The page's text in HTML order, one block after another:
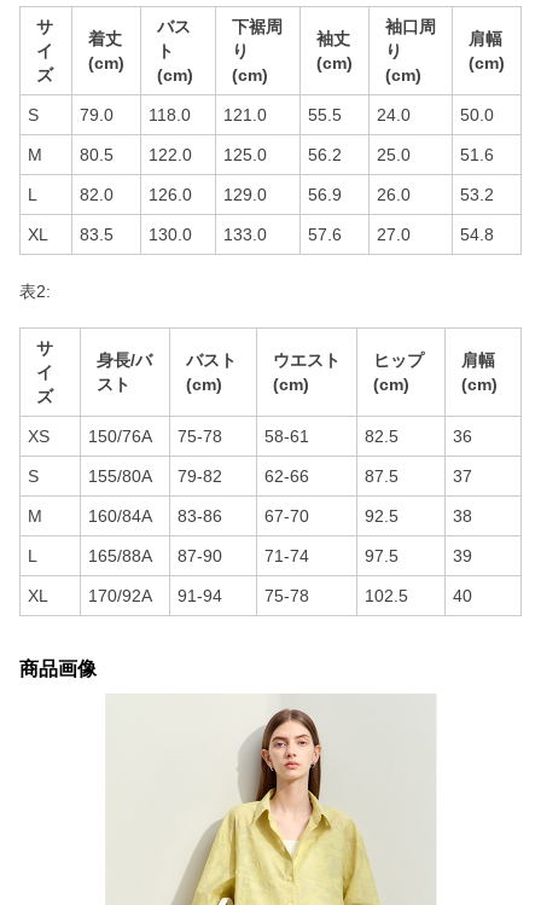
サ
イ
ズ
着丈
(cm)
バス
ト
(cm)
下裾周
り
(cm)
袖丈
(cm)
袖口周
り
(cm)
肩幅
(cm)
S 79.0 118.0 121.0 55.5 24.0 50.0
M 80.5 122.0 125.0 56.2 25.0 51.6
L 82.0 126.0 129.0 56.9 26.0 53.2
XL 83.5 130.0 133.0 57.6 27.0 54.8
表2:
サ
イ
ズ
身長/バ
スト
バスト
(cm)
ウエスト
(cm)
ヒップ
(cm)
肩幅
(cm)
XS 150/76A 75-78 58-61 82.5 36
S 155/80A 79-82 62-66 87.5 37
M 160/84A 83-86 67-70 92.5 38
L 165/88A 87-90 71-74 97.5 39
XL 170/92A 91-94 75-78 102.5 40
商品画像